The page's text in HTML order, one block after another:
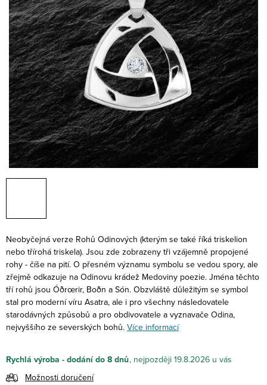
Neobyčejná verze Rohů Odinových (kterým se také říká triskelion
nebo třírohá triskela). Jsou zde zobrazeny tři vzájemně propojené
rohy - číše na pití. O přesném významu symbolu se vedou spory, ale
zřejmě odkazuje na Odinovu krádež Medoviny poezie. Jména těchto
tří rohů jsou Óðrœrir, Boðn a Són. Obzvláště důležitým se symbol
stal pro moderní víru Asatra, ale i pro všechny následovatele
starodávných způsobů a pro obdivovatele a vyznavače Odina,
nejvyššího ze severských bohů. Více informací
Rychlá výroba - dodání do 8 dnů
19.8.2026
Možnosti doručení